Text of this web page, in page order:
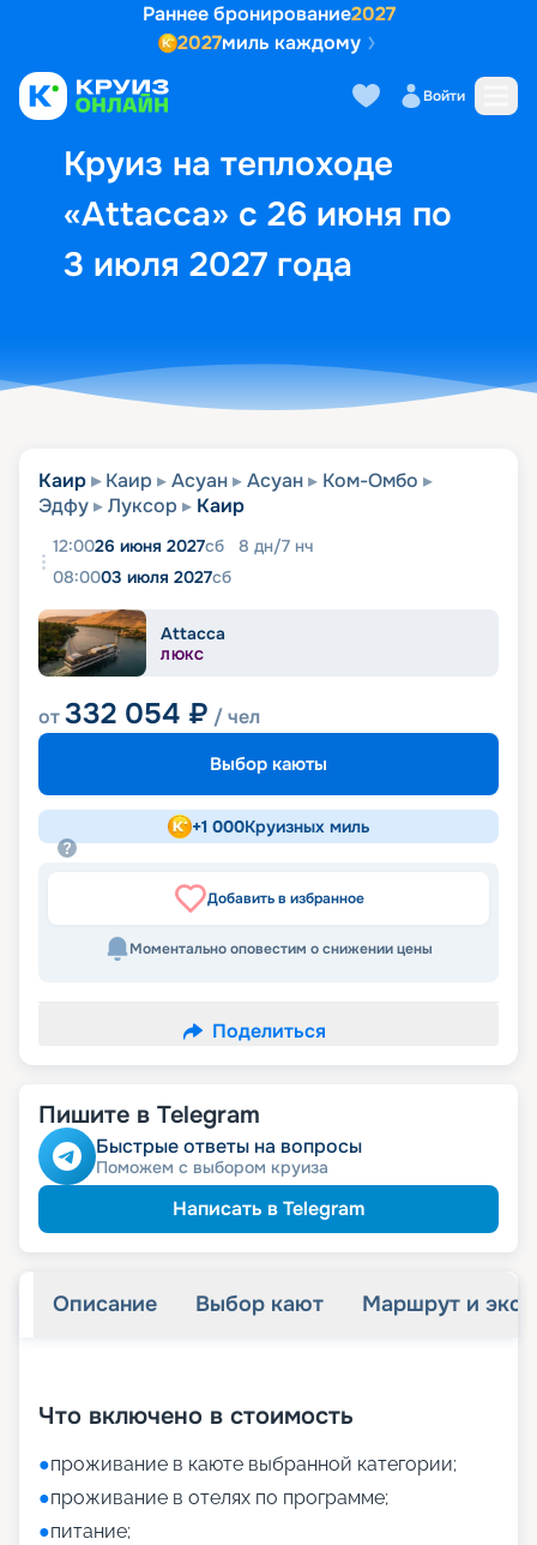
Раннее бронирование2027
2027миль каждому
Войти
Круиз на теплоходе
«Attacca» с 26 июня по
3 июля 2027 года
Выбор кают Маршрут и
Каир Каир Асуан Асуан
Ком-Омбо
Эдфу
Луксор Каир
12:0026 июня 2027сб 8 дн/7 нч
08:0003 июля 2027сб
Attacca
ЛЮКС
от332 054 ₽ / чел
Выбор каюты
+1 000Круизных миль
Добавить в избранное
Моментально оповестим о снижении цены
Поделиться
Пишите в Telegram
Быстрые ответы на вопросы
Поможем с выбором круиза
Написать в Telegram
Описание Выбор кают Маршрут и
Что включено в стоимость
●проживание в каюте выбранной категории;
●проживание в отелях по программе;
●питание;